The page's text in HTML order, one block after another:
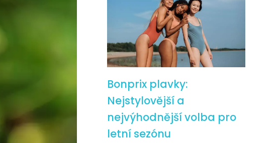
Bonprix plavky:
Nejstylovější a
nejvýhodnější volba pro
letní sezónu